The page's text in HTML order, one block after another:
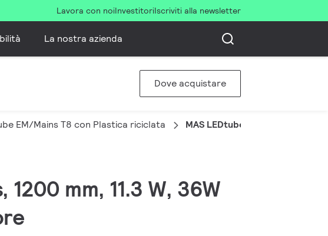
Lavora con noiInvestitoriIscriviti alla newsletter
La nostra azienda
Dove acquistare
EM/Mains T8 con Plastica riciclata MAS LEDtube 1200mm HO
mm, 11.3 W, 36W